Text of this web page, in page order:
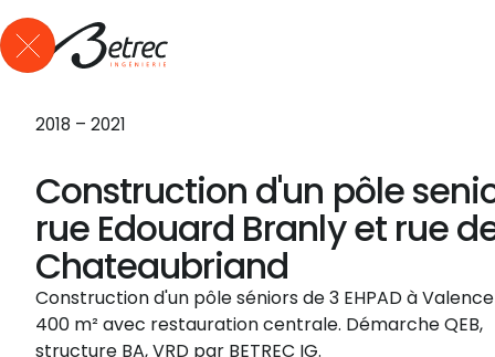
Qui sommes-nous ?
2018 – 2021
Construction d'un pôle
rue Edouard Branly et rue
Chateaubriand
Construction d'un pôle séniors de 3 EHPAD à Valence
400 m² avec restauration centrale. Démarche QEB,
structure BA, VRD par BETREC IG.